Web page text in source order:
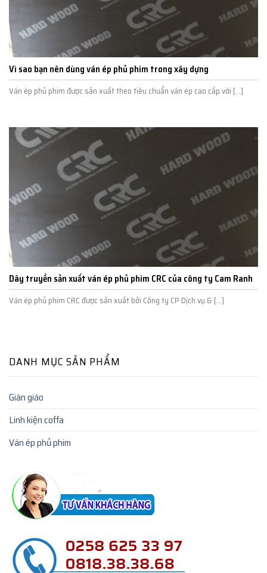
DANH MỤC SẢN PHẨM
Giàn giáo
Linh kiện coffa
Ván ép phủ phim
Vì sao bạn nên dùng ván ép phủ phim trong xây dựng
Ván ép phủ phim được sản xuất theo tiêu chuẩn ván ép cao cấp với [...]
Dây truyền sản xuất ván ép phủ phim CRC của công ty Cam Ranh
Ván ép phủ phim CRC được sản xuất bởi Công ty CP Dịch vụ & [...]